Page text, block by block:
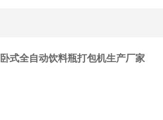
式全自动饮料瓶打包机生产厂家